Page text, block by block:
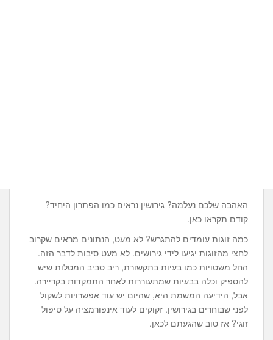
האהבה שלכם נעלמה? גירושין נראים כמו הפתרון היחיד?
קודם תקראו כאן.
כמה זוגות עומדים להתגרש? לא מעט, הנתונים מראים שקרוב
לחצי מהזוגות יגיעו לידי גירושים. לא מעט סיבות לדבר הזה.
החל משטויות כמו בעיות בתקשורת, ריב סביב המטלות שיש
להספיק וכלה בבעיות שמתעוררות לאחר התמקדות בקריירה.
אבל, הידיעה המשמת היא, שהיום יש עוד אפשרויות לשקול
לפני שבוחרים בגירושין. זקוקים לעוד אינפורמציה על טיפול
זוגי? אז טוב שהגעתם לכאן.